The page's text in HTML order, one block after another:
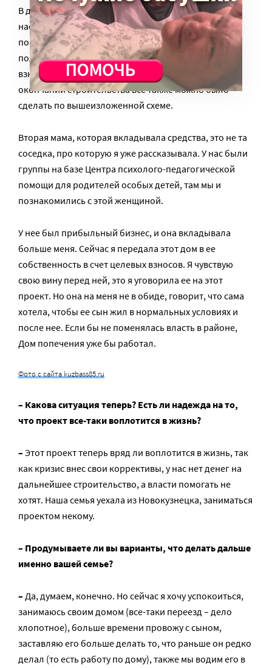
В договоре должно быть указано, что опекуны либо
наследники могут продать жилплощадь в Доме
попечения только членам организации. На деле
получилось, что мы вдвоем вкладывали целевые
взносы на строительство Дома попечения. По
окончании строительства все также можно было
сделать по вышеизложенной схеме.
Вторая мама, которая вкладывала средства, это не та
соседка, про которую я уже рассказывала. У нас были
группы на базе Центра психолого-педагогической
помощи для родителей особых детей, там мы и
познакомились с этой женщиной.
У нее был прибыльный бизнес, и она вкладывала
больше меня. Сейчас я передала этот дом в ее
собственность в счет целевых взносов. Я чувствую
свою вину перед ней, это я уговорила ее на этот
проект. Но она на меня не в обиде, говорит, что сама
хотела, чтобы ее сын жил в нормальных условиях и
после нее. Если бы не поменялась власть в районе,
Дом попечения уже бы работал.
Фото с сайта kuzbass85.ru
– Какова ситуация теперь? Есть ли надежда на то,
что проект все-таки воплотится в жизнь?
– Этот проект теперь вряд ли воплотится в жизнь, так
как кризис внес свои коррективы, у нас нет денег на
дальнейшее строительство, а власти помогать не
хотят. Наша семья уехала из Новокузнецка, заниматься
проектом некому.
– Продумываете ли вы варианты, что делать дальше
именно вашей семье?
– Да, думаем, конечно. Но сейчас я хочу успокоиться,
занимаюсь своим домом (все-таки переезд – дело
хлопотное), больше времени провожу с сыном,
заставляю его больше делать то, что раньше он редко
делал (то есть работу по дому), также мы водим его в